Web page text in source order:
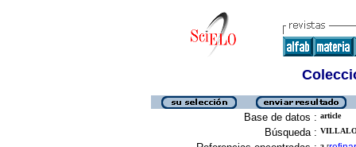
Base de datos : article
Búsqueda :